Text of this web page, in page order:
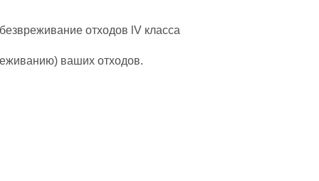
отходов lV класса
ваших отходов.